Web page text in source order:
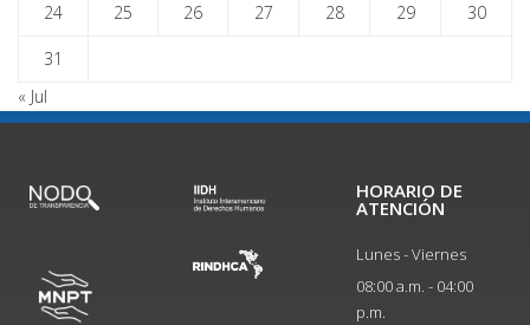
24 25 26 27 28 29 30
31
« Jul
HORARIO DE
ATENCIÓN
Lunes - Viernes
08:00 a.m. - 04:00
p.m.